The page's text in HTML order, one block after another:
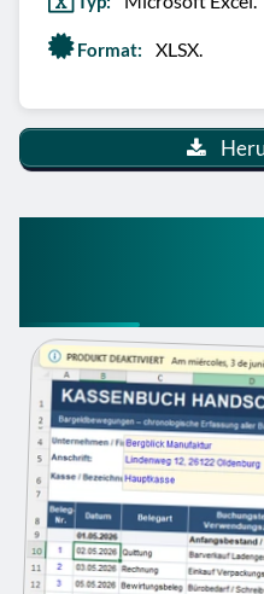
Format: XLSX.